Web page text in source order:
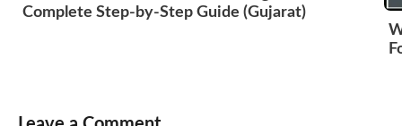
Complete Step-by-Step Guide (Gujarat)